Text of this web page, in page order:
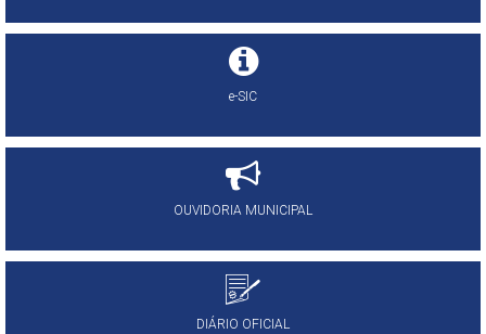
e-SIC
OUVIDORIA MUNICIPAL
DIÁRIO OFICIAL